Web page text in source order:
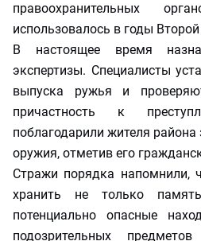
правоохранительных
использовалось в годы
В настоящее время
экспертизы. Специалисты
выпуска ружья и
причастность к
поблагодарили жителя
оружия, отметив его
Стражи порядка напомнили,
хранить не только
потенциально опасные
подозрительных